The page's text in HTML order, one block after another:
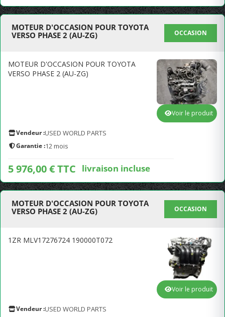
MOTEUR D'OCCASION POUR TOYOTA
VERSO PHASE 2 (AU-ZG)
OCCASION
MOTEUR D'OCCASION POUR TOYOTA
VERSO PHASE 2 (AU-ZG)
Vendeur :USED WORLD PARTS
Garantie :12 mois
5 976,00 € TTC livraison incluse
Voir le produit
MOTEUR D'OCCASION POUR TOYOTA
VERSO PHASE 2 (AU-ZG)
OCCASION
1ZR MLV17276724 190000T072
Vendeur :USED WORLD PARTS
Voir le produit